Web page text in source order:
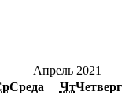
Апрель 2021
Среда ЧтЧетверг